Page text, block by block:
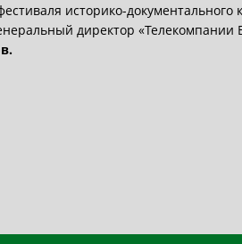
историко-документального
директор «Телекомпании